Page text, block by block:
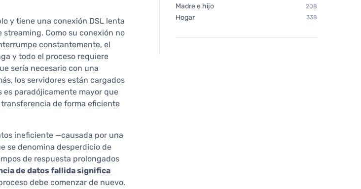
y tiene una conexión DSL lenta
Como su conexión no
constantemente, el
y todo el proceso requiere
sería necesario con una
los servidores están cargados
paradójicamente mayor que
de forma eficiente
ineficiente —causada por una
se denomina desperdicio de
de respuesta prolongados
de datos fallida significa
debe comenzar de nuevo.
Madre e hijo 208
Hogar 338